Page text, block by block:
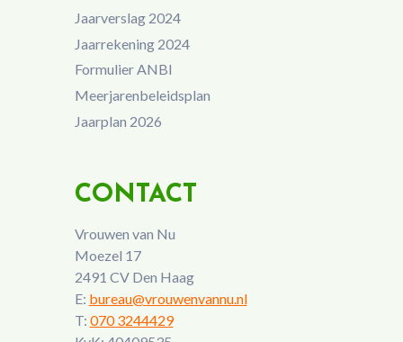
Jaarverslag 2024
Jaarrekening 2024
Formulier ANBI
Meerjarenbeleidsplan
Jaarplan 2026
CONTACT
Vrouwen van Nu
Moezel 17
2491 CV Den Haag
E: bureau@vrouwenvannu.nl
T: 070 3244429